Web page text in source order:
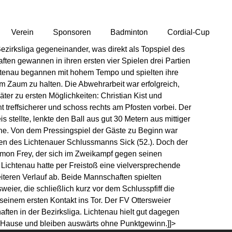
Verein Sponsoren Badminton Cordial-Cup
gegeneinander, was direkt als Topspiel des
gewannen in ihren ersten vier Spielen drei Partien
begannen mit hohem Tempo und spielten ihre
Zaum zu halten. Die Abwehrarbeit war erfolgreich,
zu ersten Möglichkeiten: Christian Kistund
treffsicherer und schoss rechts am Pfosten vorbei. Der
stellte, lenkte den Ball aus gut 30 Metern aus mittiger
Von dem Pressingspiel der Gäste zu Beginn war
des Lichtenauer Schlussmanns Sick (52.). Doch der
Frey, der sich im Zweikampf gegen seinen
hatte per Freistoß eine vielversprechende
Verlauf ab. Beide Mannschaften spielten
die schließlich kurz vor dem Schlusspfiff die
ersten Kontakt ins Tor. Der FV Ottersweier
in der Bezirksliga. Lichtenau hielt gut dagegen
und bleiben auswärts ohne Punktgewinn.]]>